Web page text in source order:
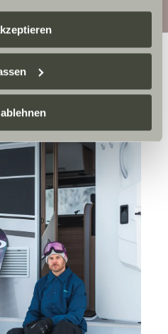
mit anderen Daten
finden Sie hier:
den Einstellungen aus,
zur Verarbeitung Ihrer
Die Einwilligung ist
Website nicht erforderlich
Einstellungen widerrufen
werden nur die
Webseite gesetzt, die für
Webseite und die
erforderlich sind.